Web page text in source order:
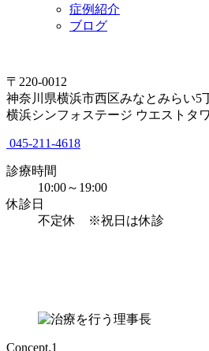
症例紹介
ブログ
〒220-0012
神奈川県横浜市西区みなとみらい5
横浜シンフォステージ ウエストタ
045-211-4618
診療時間
10:00～19:00
休診日
不定休 ※祝日は休診
Concept.1